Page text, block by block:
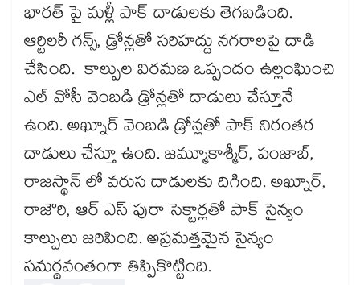
భారత్ పై మళ్లీ పాక్ దాడులకు తెగబడింది.
ఆర్టిలరీ గన్స్, డ్రోన్లతో సరిహద్దు నగరాలపై దాడి
చేసింది. కాల్పుల విరమణ ఒప్పందం ఉల్లంఘించి
ఎల్ వోసీ వెంబడి డ్రోన్లతో దాడులు చేస్తూనే
ఉంది. అఖ్నూర్ వెంబడి డ్రోన్లతో పాక్ నిరంతర
దాడులు చేస్తూ ఉంది. జమ్మూకాశ్మీర్, పంజాబ్,
రాజస్థాన్ లో వరుస దాడులకు దిగింది. అఖ్నూర్,
రాజౌరి, ఆర్ ఎస్ పురా సెక్టార్లతో పాక్ సైన్యం
కాల్పులు జరిపింది. అప్రమత్తమైన సైన్యం
సమర్థవంతంగా తిప్పికొట్టింది.